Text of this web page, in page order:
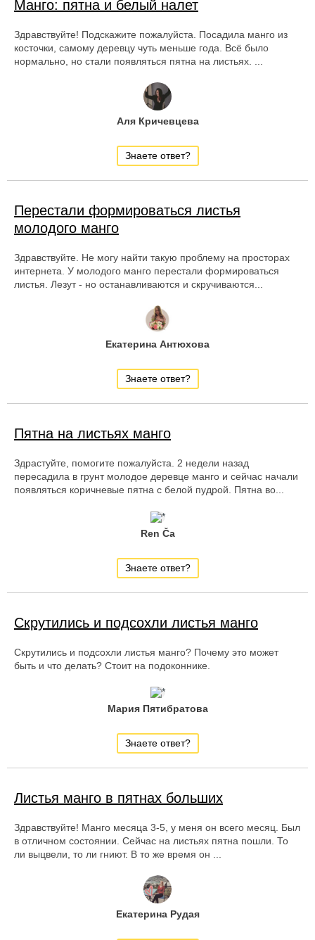
Манго: пятна и белый налет
Здравствуйте! Подскажите пожалуйста. Посадила манго из
косточки, самому деревцу чуть меньше года. Всё было
нормально, но стали появляться пятна на листьях. ...
Аля Кричевцева
Знаете ответ?
Перестали формироваться листья
молодого манго
Здравствуйте. Не могу найти такую проблему на просторах
интернета. У молодого манго перестали формироваться
листья. Лезут - но останавливаются и скручиваются...
Екатерина Антюхова
Знаете ответ?
Пятна на листьях манго
Здрастуйте, помогите пожалуйста. 2 недели назад
пересадила в грунт молодое деревце манго и сейчас начали
появляться коричневые пятна с белой пудрой. Пятна во...
Ren Ča
Знаете ответ?
Скрутились и подсохли листья манго
Скрутились и подсохли листья манго? Почему это может
быть и что делать? Стоит на подоконнике.
Мария Пятибратова
Знаете ответ?
Листья манго в пятнах больших
Здравствуйте! Манго месяца 3-5, у меня он всего месяц. Был
в отличном состоянии. Сейчас на листьях пятна пошли. То
ли выцвели, то ли гниют. В то же время он ...
Екатерина Рудая